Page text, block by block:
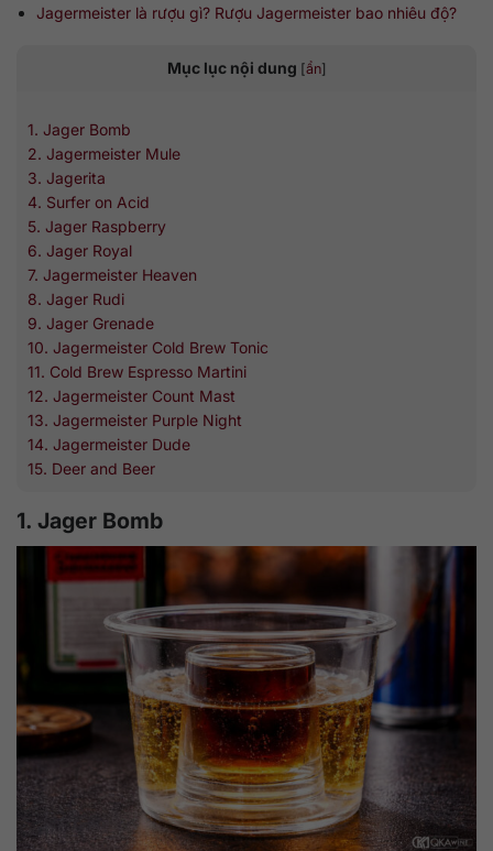
Jagermeister là rượu gì? Rượu Jagermeister bao nhiêu độ?
Mục lục nội dung [ẩn]
1. Jager Bomb
2. Jagermeister Mule
3. Jagerita
4. Surfer on Acid
5. Jager Raspberry
6. Jager Royal
7. Jagermeister Heaven
8. Jager Rudi
9. Jager Grenade
10. Jagermeister Cold Brew Tonic
11. Cold Brew Espresso Martini
12. Jagermeister Count Mast
13. Jagermeister Purple Night
14. Jagermeister Dude
15. Deer and Beer
1. Jager Bomb